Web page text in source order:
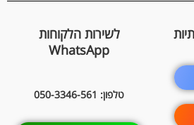
לשירות הלקוחות
WhatsApp
טלפון: 050-3346-561